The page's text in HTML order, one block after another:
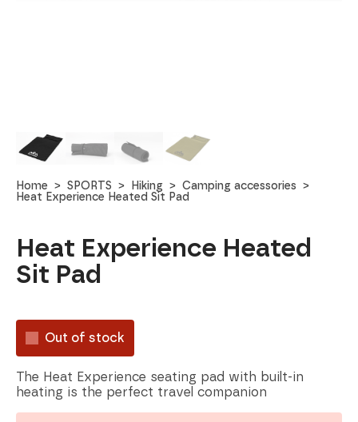
Home SPORTS Hiking
Camping accessories
Heat Experience Heated Sit Pad
Heat Experience Heated
Sit Pad
Out of stock
The Heat Experience seating pad with built-in
heating is the perfect travel companion